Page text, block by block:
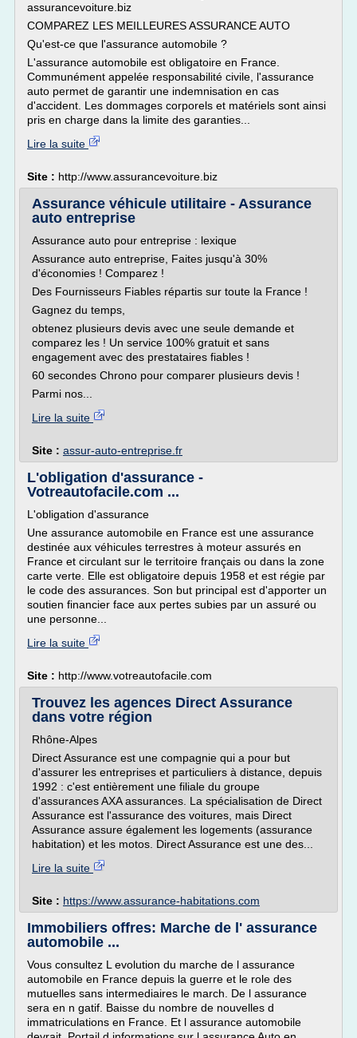
assurancevoiture.biz
COMPAREZ LES MEILLEURES ASSURANCE AUTO
Qu'est-ce que l'assurance automobile ?
L'assurance automobile est obligatoire en France.
Communément appelée responsabilité civile, l'assurance
auto permet de garantir une indemnisation en cas
d'accident. Les dommages corporels et matériels sont ainsi
pris en charge dans la limite des garanties...
Lire la suite
Site : http://www.assurancevoiture.biz
Assurance véhicule utilitaire - Assurance
auto entreprise
Assurance auto pour entreprise : lexique
Assurance auto entreprise, Faites jusqu'à 30%
d'économies ! Comparez !
Des Fournisseurs Fiables répartis sur toute la France !
Gagnez du temps,
obtenez plusieurs devis avec une seule demande et
comparez les ! Un service 100% gratuit et sans
engagement avec des prestataires fiables !
60 secondes Chrono pour comparer plusieurs devis !
Parmi nos...
Lire la suite
Site : assur-auto-entreprise.fr
L'obligation d'assurance -
Votreautofacile.com ...
L'obligation d'assurance
Une assurance automobile en France est une assurance
destinée aux véhicules terrestres à moteur assurés en
France et circulant sur le territoire français ou dans la zone
carte verte. Elle est obligatoire depuis 1958 et est régie par
le code des assurances. Son but principal est d'apporter un
soutien financier face aux pertes subies par un assuré ou
une personne...
Lire la suite
Site : http://www.votreautofacile.com
Trouvez les agences Direct Assurance
dans votre région
Rhône-Alpes
Direct Assurance est une compagnie qui a pour but
d'assurer les entreprises et particuliers à distance, depuis
1992 : c'est entièrement une filiale du groupe
d'assurances AXA assurances. La spécialisation de Direct
Assurance est l'assurance des voitures, mais Direct
Assurance assure également les logements (assurance
habitation) et les motos. Direct Assurance est une des...
Lire la suite
Site : https://www.assurance-habitations.com
Immobiliers offres: Marche de l' assurance
automobile ...
Vous consultez L evolution du marche de l assurance
automobile en France depuis la guerre et le role des
mutuelles sans intermediaires le march. De l assurance
sera en n gatif. Baisse du nombre de nouvelles d
immatriculations en France. Et l assurance automobile